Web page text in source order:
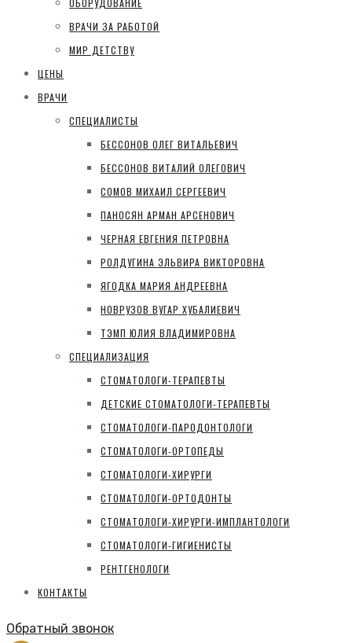
ОБОРУДОВАНИЕ
ВРАЧИ ЗА РАБОТОЙ
МИР ДЕТСТВУ
ЦЕНЫ
ВРАЧИ
СПЕЦИАЛИСТЫ
БЕССОНОВ ОЛЕГ ВИТАЛЬЕВИЧ
БЕССОНОВ ВИТАЛИЙ ОЛЕГОВИЧ
СОМОВ МИХАИЛ СЕРГЕЕВИЧ
ПАНОСЯН АРМАН АРСЕНОВИЧ
ЧЕРНАЯ ЕВГЕНИЯ ПЕТРОВНА
РОЛДУГИНА ЭЛЬВИРА ВИКТОРОВНА
ЯГОДКА МАРИЯ АНДРЕЕВНА
НОВРУЗОВ ВУГАР ХУБАЛИЕВИЧ
ТЭМП ЮЛИЯ ВЛАДИМИРОВНА
СПЕЦИАЛИЗАЦИЯ
СТОМАТОЛОГИ-ТЕРАПЕВТЫ
ДЕТСКИЕ СТОМАТОЛОГИ-ТЕРАПЕВТЫ
СТОМАТОЛОГИ-ПАРОДОНТОЛОГИ
СТОМАТОЛОГИ-ОРТОПЕДЫ
СТОМАТОЛОГИ-ХИРУРГИ
СТОМАТОЛОГИ-ОРТОДОНТЫ
СТОМАТОЛОГИ-ХИРУРГИ-ИМПЛАНТОЛОГИ
СТОМАТОЛОГИ-ГИГИЕНИСТЫ
РЕНТГЕНОЛОГИ
КОНТАКТЫ
Обратный звонок